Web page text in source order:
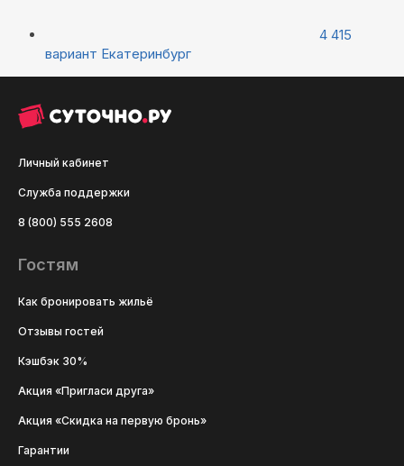
4 415
вариант Екатеринбург
Личный кабинет
Служба поддержки
8 (800) 555 2608
Гостям
Как бронировать жильё
Отзывы гостей
Кэшбэк 30%
Акция «Пригласи друга»
Акция «Скидка на первую бронь»
Гарантии